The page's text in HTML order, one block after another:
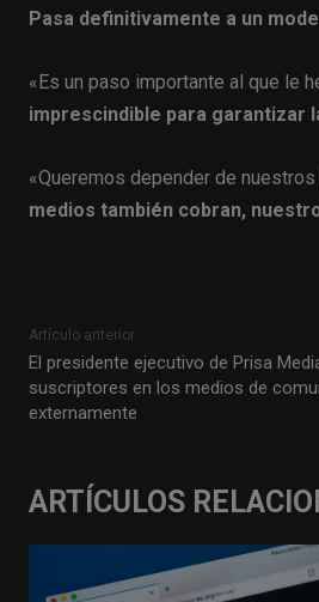
Pasa definitivamente a un
«Es un paso importante al que le
imprescindible para garantizar
«Queremos depender de
medios también cobran,
Artículo anterior
El presidente ejecutivo de Prisa
suscriptores en los medios de
externamente
ARTÍCULOS